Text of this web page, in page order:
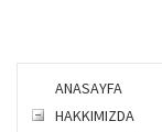
ANASAYFA
HAKKIMIZDA